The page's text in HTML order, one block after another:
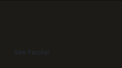
Son Yazılar